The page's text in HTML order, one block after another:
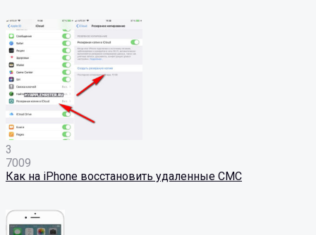
3
7009
Как на iPhone восстановить удаленные СМС